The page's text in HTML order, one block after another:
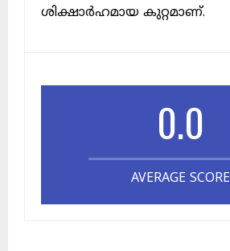
ശിക്ഷാർഹമായ കുറ്റമാണ്.
0.0
AVERAGE SCORE